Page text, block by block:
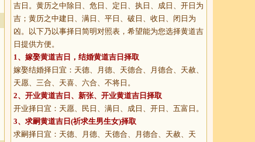
吉日。黄历之中除日、危日、定日、执日、成日、开日为
吉；黄历之中建日、满日、平日、破日、收日、闭日为
凶。以下乃以事择日简明对照表，希望能为您选择黄道吉
日提供方便。
1、 嫁娶黄道吉日 ，结婚黄道吉日择取
嫁娶结婚择日宜：天德、月德、天德合、月德合、天赦、
天愿、三合、天喜、六合、不将日。
2、 开业黄道吉日 、新张、开业黄道吉日择取
开业择日宜：天愿、民日、满日、成日、开日、五富日。
3、 求嗣黄道吉日 (祈求生男生女)择取
求嗣择日宜：天德、月德、天德合、月德合、天赦、天